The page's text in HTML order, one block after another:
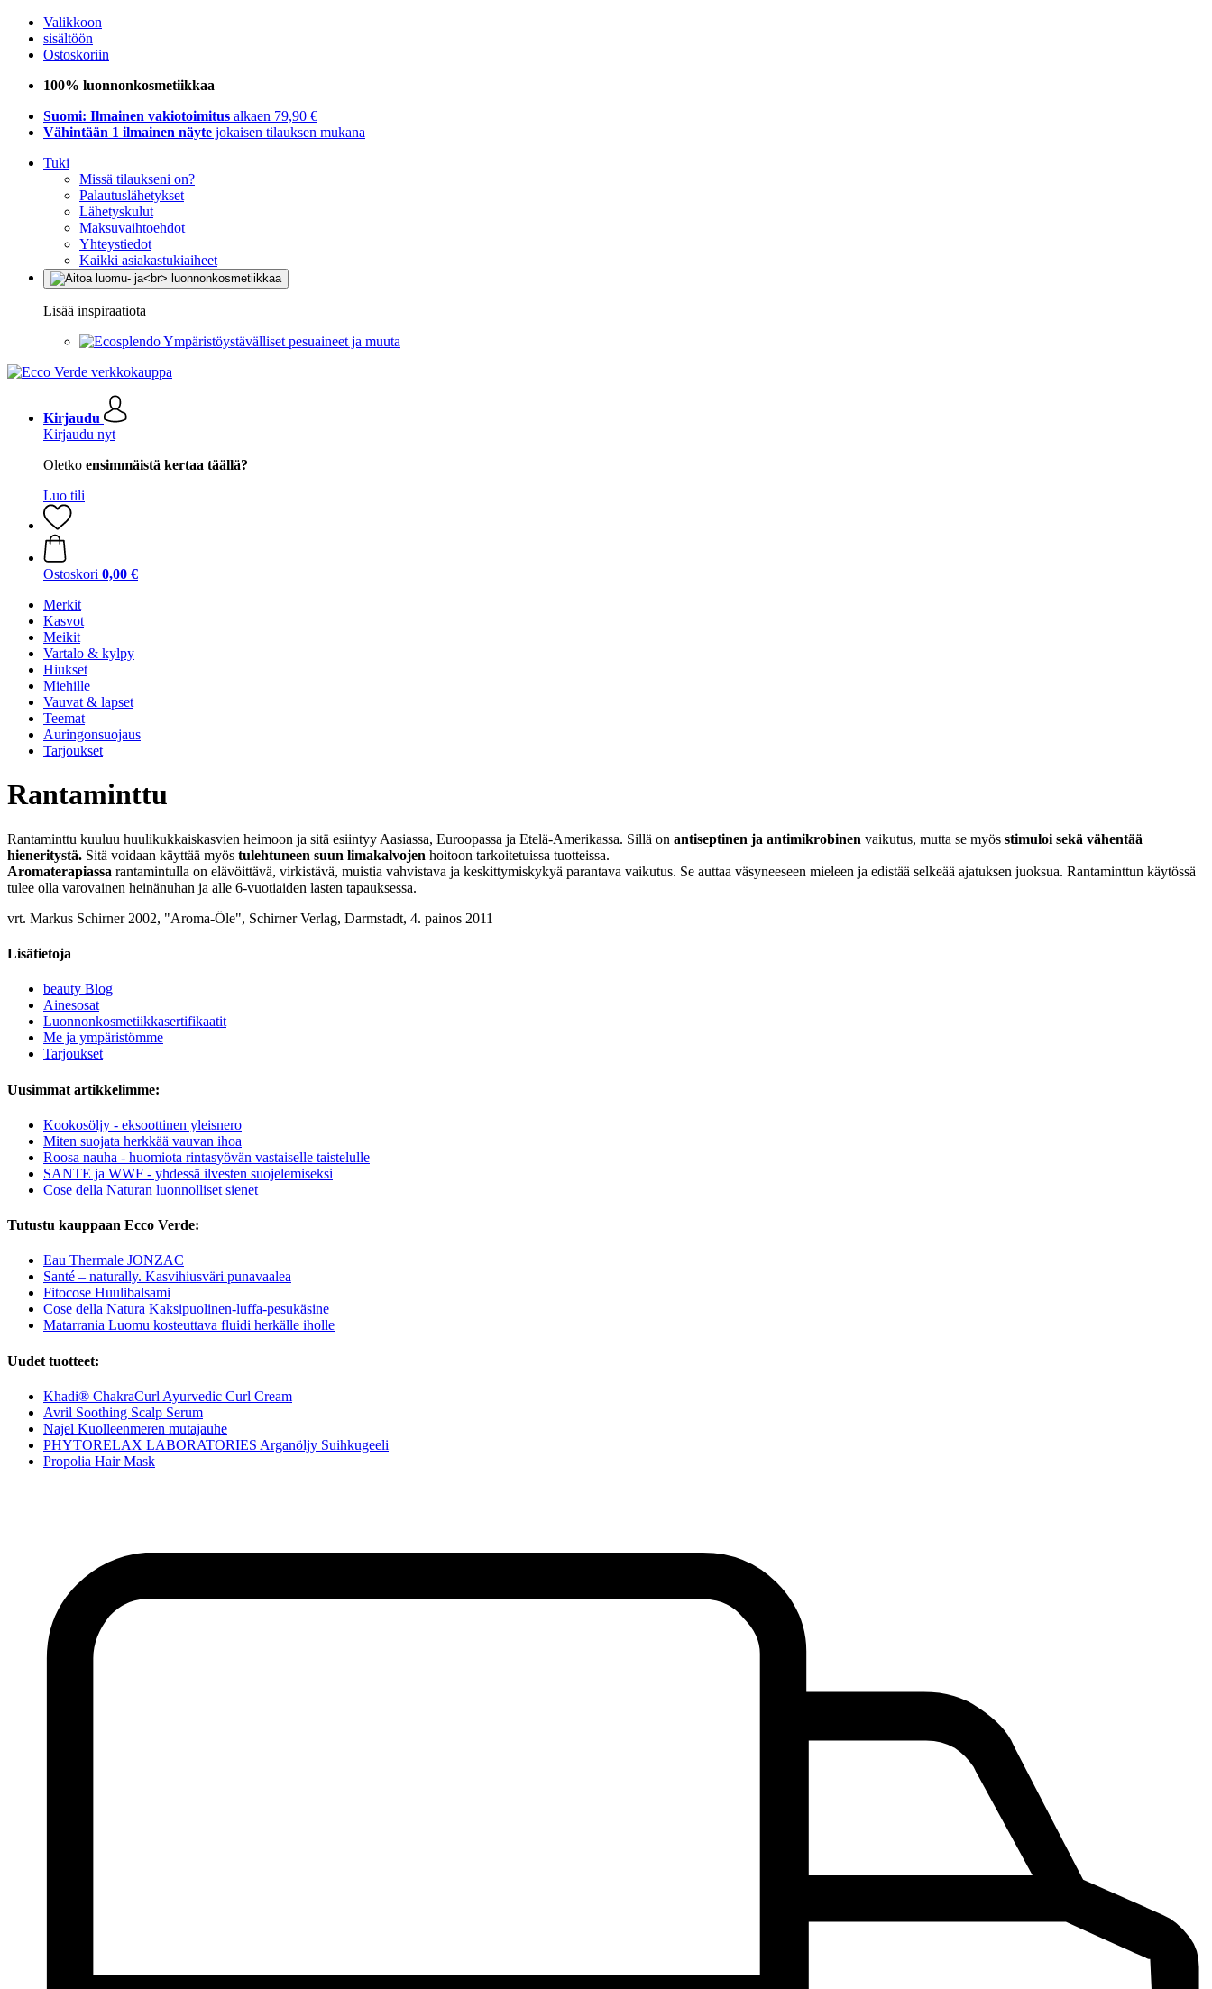
Valikkoon
sisältöön
Ostoskoriin
100% luonnonkosmetiikkaa
Suomi: Ilmainen vakiotoimitus alkaen 79,90 €
Vähintään 1 ilmainen näyte jokaisen tilauksen mukana
Tuki
Missä tilaukseni on?
Palautuslähetykset
Lähetyskulut
Maksuvaihtoehdot
Yhteystiedot
Kaikki asiakastukiaiheet
Lisää inspiraatiota
Ympäristöystävälliset pesuaineet ja muuta
Kirjaudu
Kirjaudu nyt
Oletko ensimmäistä kertaa täällä?
Luo tili
Ostoskori 0,00 €
Merkit
Kasvot
Meikit
Vartalo & kylpy
Hiukset
Miehille
Vauvat & lapset
Teemat
Auringonsuojaus
Tarjoukset
Rantaminttu
Rantaminttu kuuluu huulikukkaiskasvien heimoon ja sitä esiintyy Aasiassa, Euroopassa ja Etelä-Amerikassa. Sillä on antiseptinen ja antimikrobinen vaikutus, mutta se myös stimuloi sekä vähentää
hieneritystä. Sitä voidaan käyttää myös tulehtuneen suun limakalvojen hoitoon tarkoitetuissa tuotteissa.
Aromaterapiassa rantamintulla on elävöittävä, virkistävä, muistia vahvistava ja keskittymiskykyä parantava vaikutus. Se auttaa väsyneeseen mieleen ja edistää selkeää ajatuksen juoksua. Rantaminttun käytössä
tulee olla varovainen heinänuhan ja alle 6-vuotiaiden lasten tapauksessa.
vrt. Markus Schirner 2002, "Aroma-Öle", Schirner Verlag, Darmstadt, 4. painos 2011
Lisätietoja
beauty Blog
Ainesosat
Luonnonkosmetiikkasertifikaatit
Me ja ympäristömme
Tarjoukset
Uusimmat artikkelimme:
Kookosöljy - eksoottinen yleisnero
Miten suojata herkkää vauvan ihoa
Roosa nauha - huomiota rintasyövän vastaiselle taistelulle
SANTE ja WWF - yhdessä ilvesten suojelemiseksi
Cose della Naturan luonnolliset sienet
Tutustu kauppaan Ecco Verde:
Eau Thermale JONZAC
Santé – naturally. Kasvihiusväri punavaalea
Fitocose Huulibalsami
Cose della Natura Kaksipuolinen-luffa-pesukäsine
Matarrania Luomu kosteuttava fluidi herkälle iholle
Uudet tuotteet:
Khadi® ChakraCurl Ayurvedic Curl Cream
Avril Soothing Scalp Serum
Najel Kuolleenmeren mutajauhe
PHYTORELAX LABORATORIES Arganöljy Suihkugeeli
Propolia Hair Mask